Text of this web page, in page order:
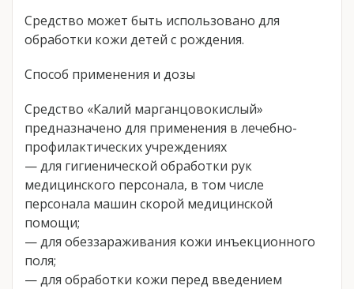
Средство может быть использовано для
обработки кожи детей с рождения.
Способ применения и дозы
Средство «Калий марганцовокислый»
предназначено для применения в лечебно-
профилактических учреждениях
— для гигиенической обработки рук
медицинского персонала, в том числе
персонала машин скорой медицинской
помощи;
— для обеззараживания кожи инъекционного
поля;
— для обработки кожи перед введением